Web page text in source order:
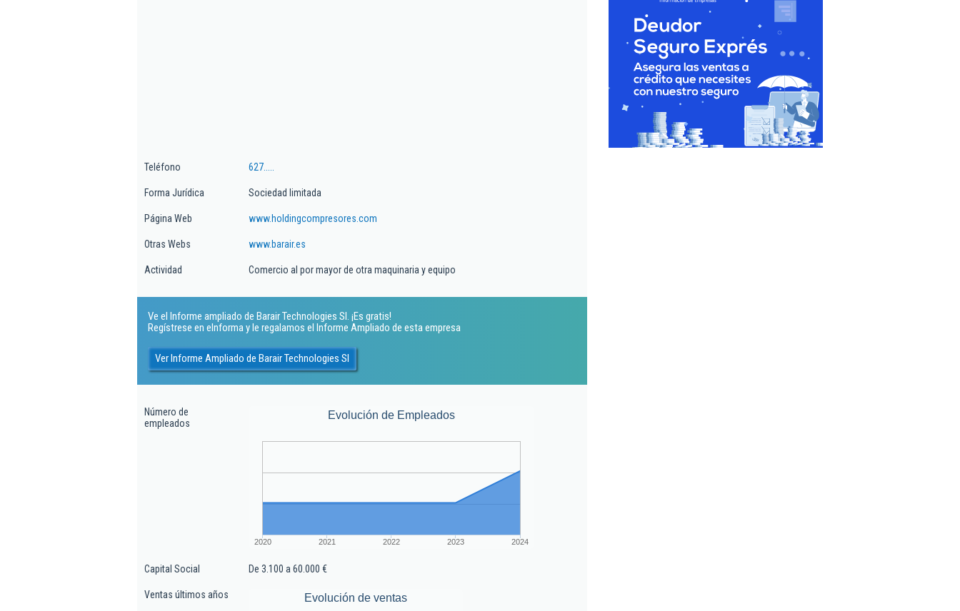
Teléfono 627.....
Forma Jurídica Sociedad limitada
Página Web www.holdingcompresores.com
Otras Webs www.barair.es
Actividad Comercio al por mayor de otra maquinaria y equipo
Ve el Informe ampliado de Barair Technologies Sl. ¡Es gratis!
Regístrese en eInforma y le regalamos el Informe Ampliado de esta empresa
Ver Informe Ampliado de Barair Technologies Sl
Número de
empleados
Evolución de Empleados
2020 2021 2022 2023 2024
Capital Social De 3.100 a 60.000 €
Ventas últimos años Evolución de ventas